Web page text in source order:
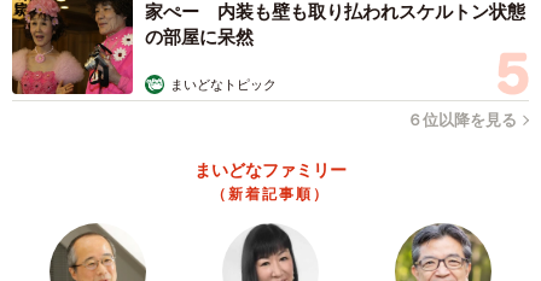
家ぺー 内装も壁も取り払われスケルトン状態
の部屋に呆然
まいどなトピック
６位以降を見る
まいどなファミリー
（新着記事順）